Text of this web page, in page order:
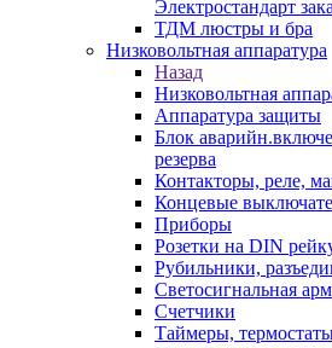
Электростандарт
ТДМ люстры и бра
Низковольтная аппаратура
Назад
Низковольтная
Аппаратура защиты
Блок
резерва
Контакторы, реле,
Концевые
Приборы
Розетки на DIN
Рубильники,
Светосигнальная
Счетчики
Таймеры,